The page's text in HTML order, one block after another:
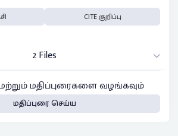
CITE குறிப்பு
2 Files
மதிப்புரைகளை வழங்கவும்
மதிப்புரை செய்ய